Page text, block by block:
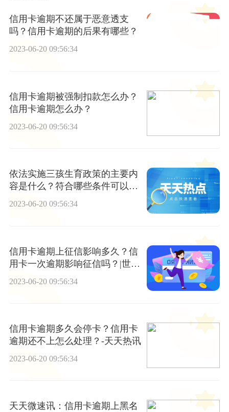
信用卡逾期不还属于恶意透支
吗？信用卡逾期的后果有哪些？
2023-06-20 09:56:34
信用卡逾期被强制扣款怎么办？
信用卡逾期怎么办？
2023-06-20 09:56:34
依法实施三孩生育政策的主要内
容是什么？符合哪些条件可以生
育三个孩子？
2023-06-20 09:56:34
信用卡逾期上征信影响多久？信
用卡一次逾期影响征信吗？|世界
2023-06-20 09:56:34
信用卡逾期多久会停卡？信用卡
逾期还不上怎么处理？-天天热讯
2023-06-20 09:56:34
天天微速讯：信用卡逾期上黑名